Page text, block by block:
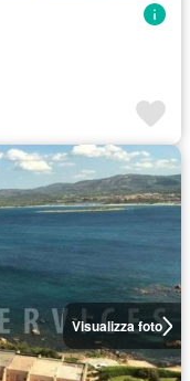
Visualizza foto